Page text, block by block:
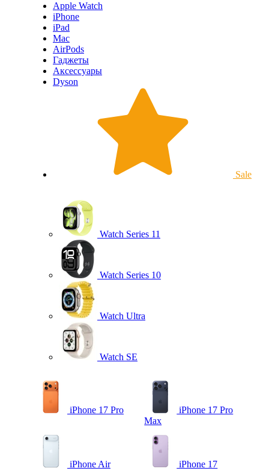
Apple Watch
iPhone
iPad
Mac
AirPods
Гаджеты
Аксессуары
Dyson
Sale
Watch Series 11
Watch Series 10
Watch Ultra
Watch SE
iPhone 17 Pro
iPhone 17 Pro
Max
iPhone Air iPhone 17